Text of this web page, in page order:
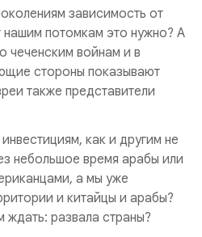
зависимость от
нашим потомкам это нужно? А
чеченским войнам и в
стороны показывают
также представители
как и другим не
небольшое время арабы или
а мы уже
и китайцы и арабы?
ждать: развала страны?